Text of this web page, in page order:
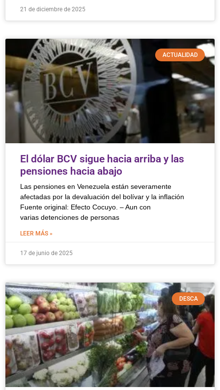
21 de diciembre de 2025
ACTUALIDAD
El dólar BCV sigue hacia arriba y las
pensiones hacia abajo
Las pensiones en Venezuela están severamente
afectadas por la devaluación del bolívar y la inflación
Fuente original: Efecto Cocuyo. – Aun con
varias detenciones de personas
LEER MÁS »
17 de junio de 2025
DESCA